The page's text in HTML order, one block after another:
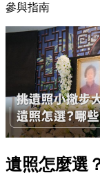
參與指南
遺照怎麼選